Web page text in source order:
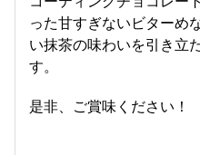
った甘すぎないビターめ
い抹茶の味わいを引き立
す。
是非、ご賞味ください！